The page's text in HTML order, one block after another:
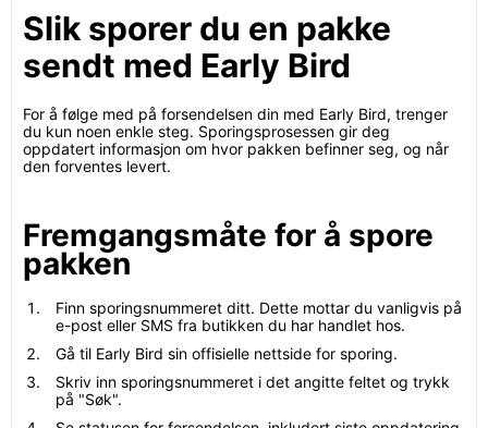
Slik sporer du en pakke
sendt med Early Bird
For å følge med på forsendelsen din med Early Bird, trenger
du kun noen enkle steg. Sporingsprosessen gir deg
oppdatert informasjon om hvor pakken befinner seg, og når
den forventes levert.
Fremgangsmåte for å spore
pakken
Finn sporingsnummeret ditt. Dette mottar du vanligvis på
e-post eller SMS fra butikken du har handlet hos.
Gå til Early Bird sin offisielle nettside for sporing.
Skriv inn sporingsnummeret i det angitte feltet og trykk
på "Søk".